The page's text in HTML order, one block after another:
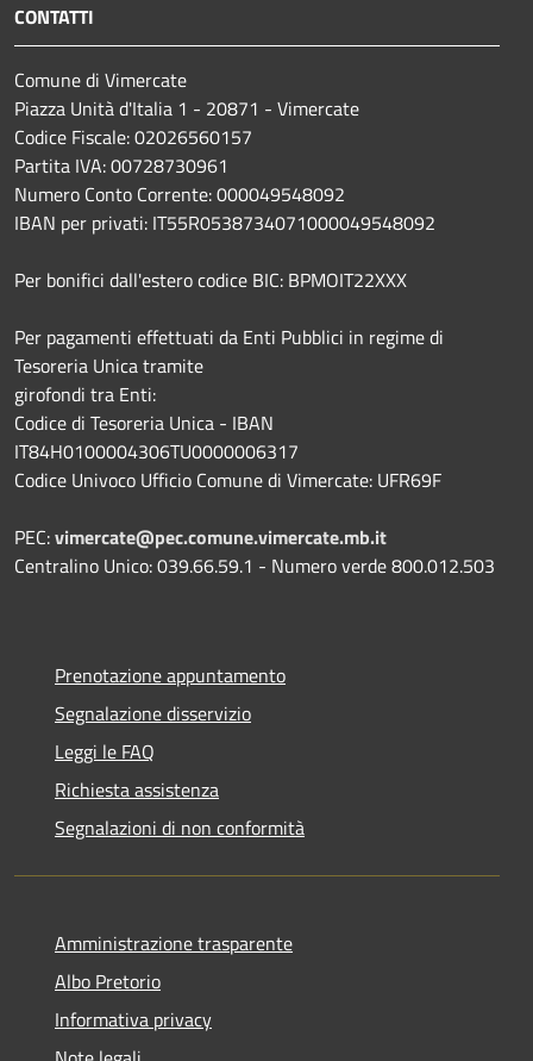
CONTATTI
Comune di Vimercate
Piazza Unità d'Italia 1 - 20871 - Vimercate
Codice Fiscale: 02026560157
Partita IVA: 00728730961
Numero Conto Corrente: 000049548092
IBAN per privati: IT55R0538734071000049548092
Per bonifici dall'estero codice BIC: BPMOIT22XXX
Per pagamenti effettuati da Enti Pubblici in regime di
Tesoreria Unica tramite
girofondi tra Enti:
Codice di Tesoreria Unica - IBAN
IT84H0100004306TU0000006317
Codice Univoco Ufficio Comune di Vimercate: UFR69F
PEC:vimercate@pec.comune.vimercate.mb.it
Centralino Unico: 039.66.59.1 - Numero verde 800.012.503
Prenotazione appuntamento
Segnalazione disservizio
Leggi le FAQ
Richiesta assistenza
Segnalazioni di non conformità
Amministrazione trasparente
Albo Pretorio
Informativa privacy